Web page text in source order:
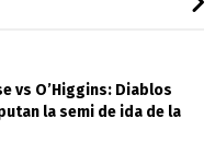
vs O’Higgins: Diablos
la semi de ida de la